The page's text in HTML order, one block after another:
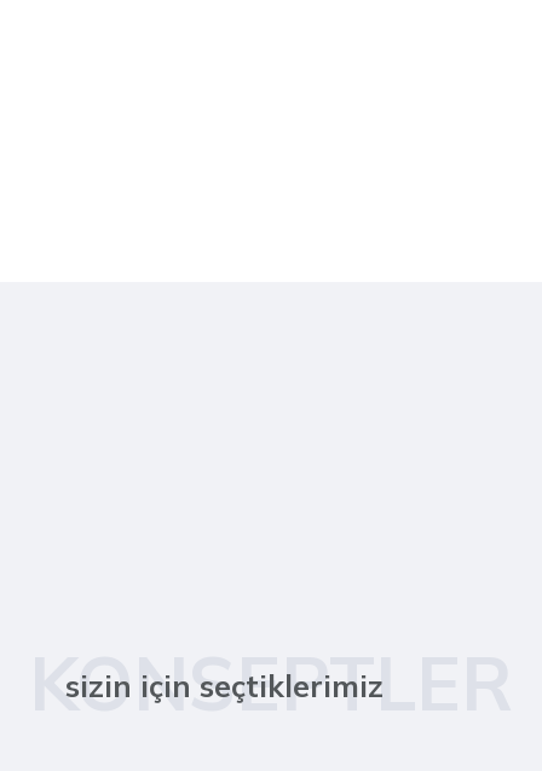
KONSEPTLER
sizin için seçtiklerimiz